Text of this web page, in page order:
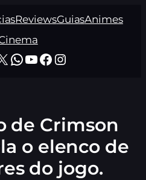
ReviewsGuiasAnimes
WhatsApp
Youtube
Facebook
Instagram
de Crimson
o elenco de
do jogo.